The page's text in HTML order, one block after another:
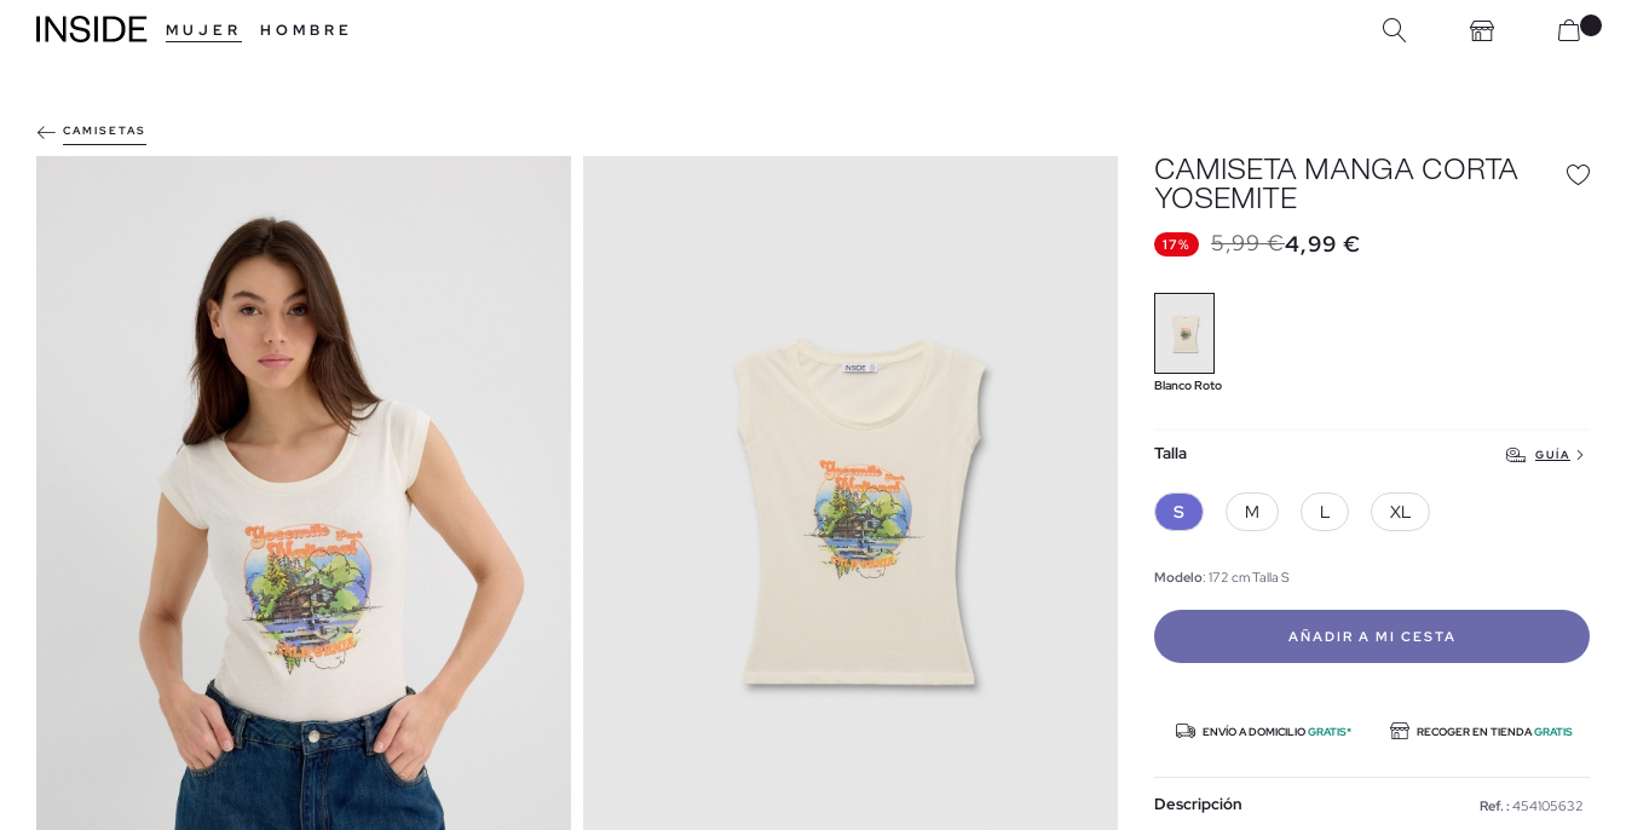
MUJER HOMBRE
CAMISETAS
CAMISETA MANGA CORTA
YOSEMITE
17% 5,99 €4,99 €
Blanco Roto
Talla GUÍA
S M L XL
Modelo: 172 cm Talla S
AÑADIR A MI CESTA
ENVÍO A DOMICILIOGRATIS* RECOGER EN TIENDAGRATIS
Descripción Ref. : 454105632